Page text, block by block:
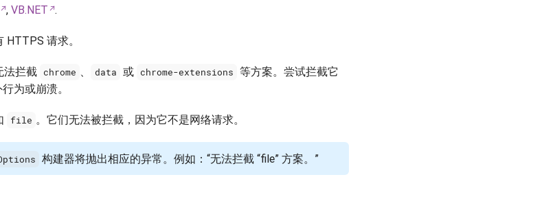
, VB.NET .
请求。
法拦截 chrome 、 data 或 chrome-extensions 等方案。尝试拦截它
为或崩溃。
file 。它们无法被拦截，因为它不是网络请求。
构建器将抛出相应的异常。例如：“无法拦截 “file” 方案。”